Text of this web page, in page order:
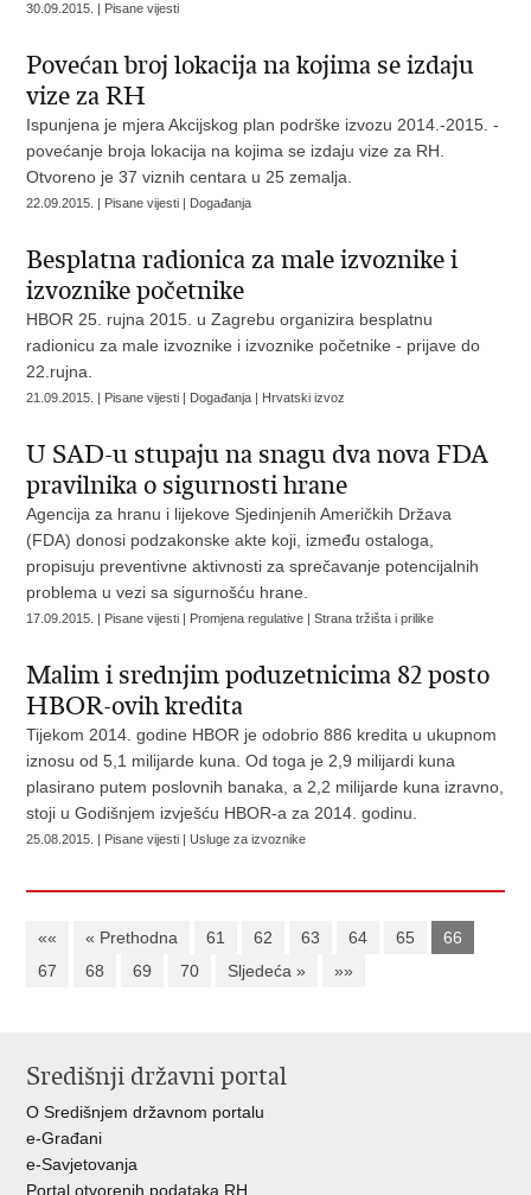
30.09.2015. | Pisane vijesti
Povećan broj lokacija na kojima se izdaju
vize za RH
Ispunjena je mjera Akcijskog plan podrške izvozu 2014.-2015. -
povećanje broja lokacija na kojima se izdaju vize za RH.
Otvoreno je 37 viznih centara u 25 zemalja.
22.09.2015. | Pisane vijesti | Događanja
Besplatna radionica za male izvoznike i
izvoznike početnike
HBOR 25. rujna 2015. u Zagrebu organizira besplatnu
radionicu za male izvoznike i izvoznike početnike - prijave do
22.rujna.
21.09.2015. | Pisane vijesti | Događanja | Hrvatski izvoz
U SAD-u stupaju na snagu dva nova FDA
pravilnika o sigurnosti hrane
Agencija za hranu i lijekove Sjedinjenih Američkih Država
(FDA) donosi podzakonske akte koji, između ostaloga,
propisuju preventivne aktivnosti za sprečavanje potencijalnih
problema u vezi sa sigurnošću hrane.
17.09.2015. | Pisane vijesti | Promjena regulative | Strana tržišta i prilike
Malim i srednjim poduzetnicima 82 posto
HBOR-ovih kredita
Tijekom 2014. godine HBOR je odobrio 886 kredita u ukupnom
iznosu od 5,1 milijarde kuna. Od toga je 2,9 milijardi kuna
plasirano putem poslovnih banaka, a 2,2 milijarde kuna izravno,
stoji u Godišnjem izvješću HBOR-a za 2014. godinu.
25.08.2015. | Pisane vijesti | Usluge za izvoznike
«« « Prethodna 61 62 63 64 65
66
67
68 69 70 Sljedeća » »»
Središnji državni portal
O Središnjem državnom portalu
e-Građani
e-Savjetovanja
Portal otvorenih podataka RH